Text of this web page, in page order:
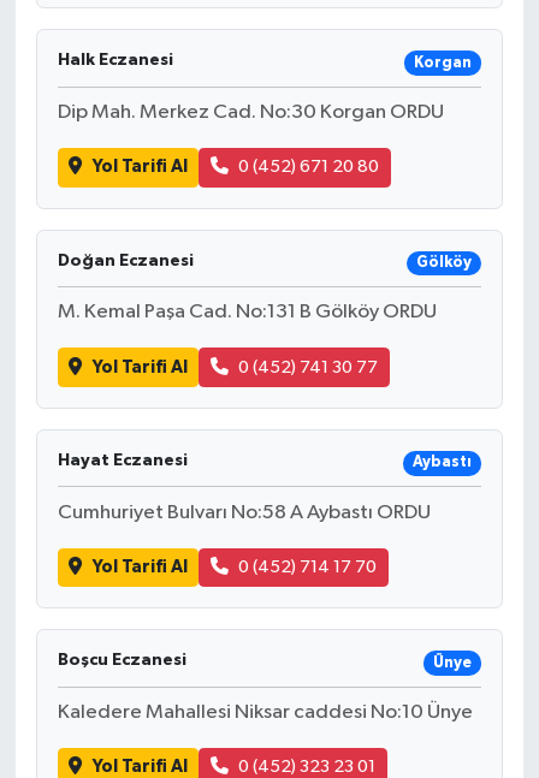
Halk Eczanesi Korgan
Dip Mah. Merkez Cad. No:30 Korgan ORDU
Yol Tarifi Al 0 (452) 671 20 80
Doğan Eczanesi Gölköy
M. Kemal Paşa Cad. No:131 B Gölköy ORDU
Yol Tarifi Al 0 (452) 741 30 77
Hayat Eczanesi Aybastı
Cumhuriyet Bulvarı No:58 A Aybastı ORDU
Yol Tarifi Al 0 (452) 714 17 70
Boşcu Eczanesi Ünye
Kaledere Mahallesi Niksar caddesi No:10 Ünye
Yol Tarifi Al 0 (452) 323 23 01